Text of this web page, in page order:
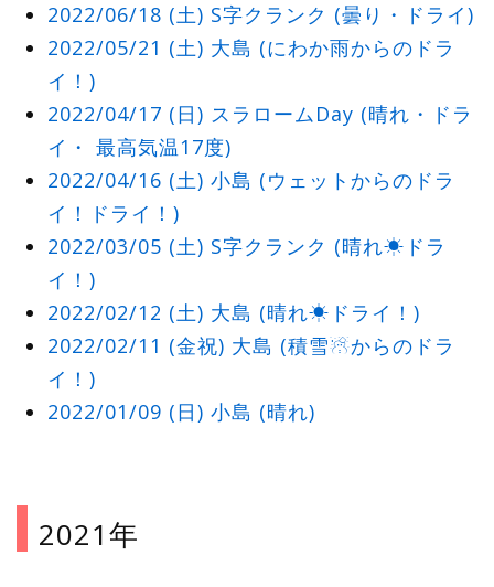
2022/06/18 (土) S字クランク (曇り・ドライ)
2022/05/21 (土) 大島 (にわか雨からのドラ
イ！)
2022/04/17 (日) スラロームDay (晴れ・ドラ
イ・ 最高気温17度)
2022/04/16 (土) 小島 (ウェットからのドラ
イ！ドライ！)
2022/03/05 (土) S字クランク (晴れ☀ドラ
イ！)
2022/02/12 (土) 大島 (晴れ☀ドライ！)
2022/02/11 (金祝) 大島 (積雪☃からのドラ
イ！)
2022/01/09 (日) 小島 (晴れ)
2021年